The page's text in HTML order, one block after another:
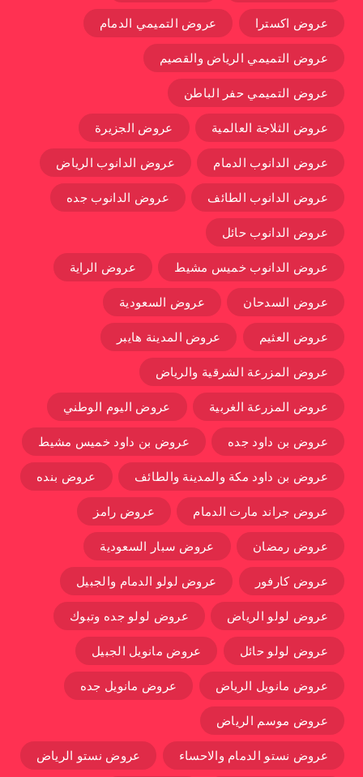
عروض اكسترا عروض التميمي الدمام
عروض التميمي الرياض والقصيم
عروض التميمي حفر الباطن
عروض الثلاجة العالمية عروض الجزيرة
عروض الدانوب الدمام عروض الدانوب الرياض
عروض الدانوب الطائف عروض الدانوب جده
عروض الدانوب حائل
عروض الدانوب خميس مشيط عروض الراية
عروض السدحان عروض السعودية
عروض العثيم عروض المدينة هايبر
عروض المزرعة الشرقية والرياض
عروض المزرعة الغربية عروض اليوم الوطني
عروض بن داود جده عروض بن داود خميس مشيط
عروض بن داود مكة والمدينة والطائف عروض بنده
عروض جراند مارت الدمام عروض رامز
عروض رمضان عروض سبار السعودية
عروض كارفور عروض لولو الدمام والجبيل
عروض لولو الرياض عروض لولو جده وتبوك
عروض لولو حائل عروض مانويل الجبيل
عروض مانويل الرياض عروض مانويل جده
عروض موسم الرياض
عروض نستو الدمام والاحساء عروض نستو الرياض